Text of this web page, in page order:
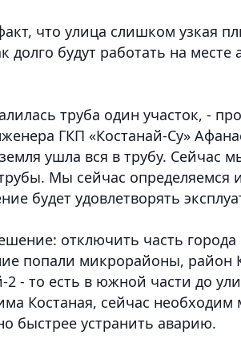
что улица слишком узкая
долго будут работать на
труба один участок, -
ГКП «Костанай-Су»
ушла вся в трубу. Сейчас
Мы сейчас определяемся
будет удовлетворять
отключить часть
попали микрорайоны,
2 - то есть в южной части до
Костаная, сейчас
быстрее устранить аварию.